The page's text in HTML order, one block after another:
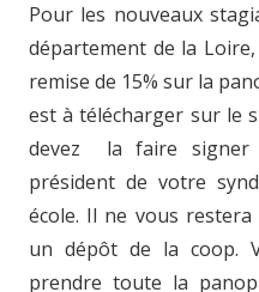
Pour les nouveaux
département de la
remise de 15% sur la
est à télécharger sur le
devez la faire signer
président de votre
école. Il ne vous
un dépôt de la coop.
prendre toute la